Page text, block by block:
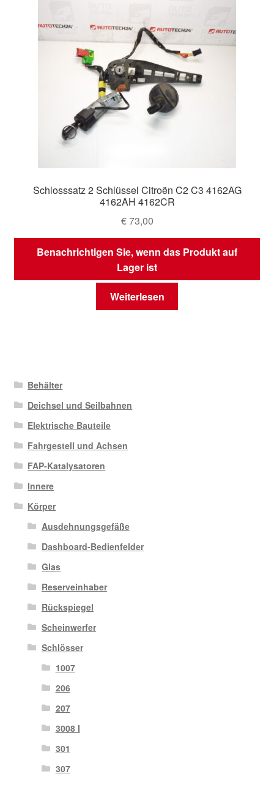
Schlosssatz 2 Schlüssel Citroën C2 C3 4162AG
4162AH 4162CR
€73,00
Benachrichtigen Sie, wenn das Produkt auf
Lager ist
Weiterlesen
Behälter
Deichsel und Seilbahnen
Elektrische Bauteile
Fahrgestell und Achsen
FAP-Katalysatoren
Innere
Körper
Ausdehnungsgefäße
Dashboard-Bedienfelder
Glas
Reserveinhaber
Rückspiegel
Scheinwerfer
Schlösser
1007
206
207
3008 I
301
307